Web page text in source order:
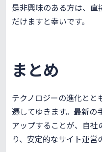
是非興味のある方は、直
だけますと幸いです。
まとめ
テクノロジーの進化とと
遷してゆきます。最新の
アップすることが、自社
り、安定的なサイト運営